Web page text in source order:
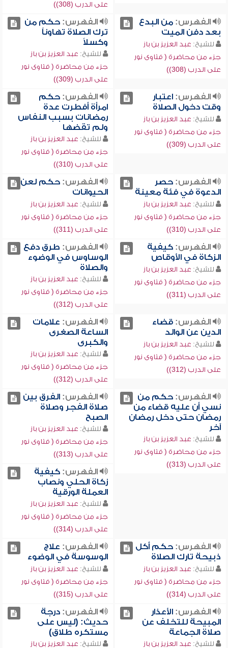
على الدرب (308))
الفهرس:من البدع
بعد دفن الميت
للشيخ: عبد العزيز بن باز
جزء من محاضرة ( فتاوى نور
على الدرب (308))
الفهرس:حكم من
ترك الصلاة تهاوناً
وكسلاً
للشيخ: عبد العزيز بن باز
جزء من محاضرة ( فتاوى نور
على الدرب (309))
الفهرس:اعتبار
وقت دخول الصلاة
للشيخ: عبد العزيز بن باز
جزء من محاضرة ( فتاوى نور
على الدرب (309))
الفهرس:حكم
امرأة أفطرت عدة
رمضانات بسبب النفاس
ولم تقضها
للشيخ: عبد العزيز بن باز
جزء من محاضرة ( فتاوى نور
على الدرب (310))
الفهرس:حصر
الدعوة في فئة معينة
للشيخ: عبد العزيز بن باز
جزء من محاضرة ( فتاوى نور
على الدرب (310))
الفهرس:حكم لعن
الحيوانات
للشيخ: عبد العزيز بن باز
جزء من محاضرة ( فتاوى نور
على الدرب (311))
الفهرس:كيفية
الزكاة في الأوقاص
للشيخ: عبد العزيز بن باز
جزء من محاضرة ( فتاوى نور
على الدرب (311))
الفهرس: طرق دفع
الوساوس في الوضوء
والصلاة
للشيخ: عبد العزيز بن باز
جزء من محاضرة ( فتاوى نور
على الدرب (312))
الفهرس:قضاء
الدين عن الوالد
للشيخ: عبد العزيز بن باز
جزء من محاضرة ( فتاوى نور
على الدرب (312))
الفهرس: علامات
الساعة الصغرى
والكبرى
للشيخ: عبد العزيز بن باز
جزء من محاضرة ( فتاوى نور
على الدرب (312))
الفهرس:حكم من
نسي أن عليه قضاء من
رمضان حتى دخل رمضان
آخر
للشيخ: عبد العزيز بن باز
جزء من محاضرة ( فتاوى نور
على الدرب (313))
الفهرس:الفرق بين
صلاة الفجر وصلاة
الصبح
للشيخ: عبد العزيز بن باز
جزء من محاضرة ( فتاوى نور
على الدرب (313))
الفهرس:كيفية
زكاة الحلي ونصاب
العملة الورقية
للشيخ: عبد العزيز بن باز
جزء من محاضرة ( فتاوى نور
على الدرب (314))
الفهرس:حكم أكل
ذبيحة تارك الصلاة
للشيخ: عبد العزيز بن باز
جزء من محاضرة ( فتاوى نور
على الدرب (314))
الفهرس: علاج
الوسوسة في الوضوء
للشيخ: عبد العزيز بن باز
جزء من محاضرة ( فتاوى نور
على الدرب (315))
الفهرس:الأعذار
المبيحة للتخلف عن
صلاة الجماعة
للشيخ: عبد العزيز بن باز
الفهرس:درجة
حديث: (ليس على
مستكره طلاق)
للشيخ: عبد العزيز بن باز